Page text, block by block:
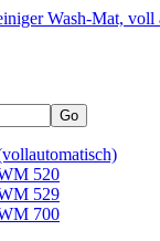
520
529
700